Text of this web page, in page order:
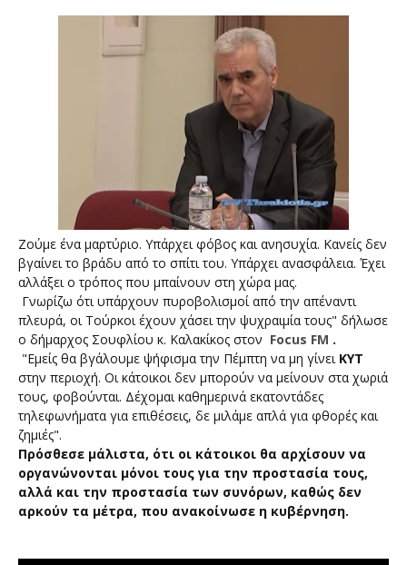
Ζούμε ένα μαρτύριο. Υπάρχει φόβος και ανησυχία. Κανείς δεν
βγαίνει το βράδυ από το σπίτι του. Υπάρχει ανασφάλεια. Έχει
αλλάξει ο τρόπος που μπαίνουν στη χώρα μας.
Γνωρίζω ότι υπάρχουν πυροβολισμοί από την απέναντι
πλευρά, οι Τούρκοι έχουν χάσει την ψυχραιμία τους" δήλωσε
ο δήμαρχος Σουφλίου κ. Καλακίκος στον Focus FM .
"Εμείς θα βγάλουμε ψήφισμα την Πέμπτη να μη γίνει ΚΥΤ
στην περιοχή. Οι κάτοικοι δεν μπορούν να μείνουν στα χωριά
τους, φοβούνται. Δέχομαι καθημερινά εκατοντάδες
τηλεφωνήματα για επιθέσεις, δε μιλάμε απλά για φθορές και
ζημιές".
Πρόσθεσε μάλιστα, ότι οι κάτοικοι θα αρχίσουν να
οργανώνονται μόνοι τους για την προστασία τους,
αλλά και την προστασία των συνόρων, καθώς δεν
αρκούν τα μέτρα, που ανακοίνωσε η κυβέρνηση.